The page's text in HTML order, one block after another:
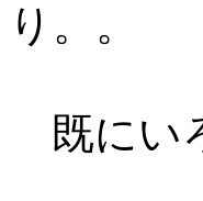
り。。
既にい